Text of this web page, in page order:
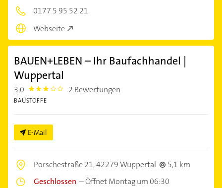
0177 5 95 52 21
Webseite
BAUEN+LEBEN – Ihr Baufachhandel |
Wuppertal
3,0 3.0 2 Bewertungen
BAUSTOFFE
E-Mail
Porschestraße 21,42279 Wuppertal
5,1 km
Geschlossen –Öffnet Montag um 06:30